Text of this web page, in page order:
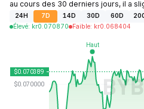
au cours des 30 derniers jours, il a
24H 7D 14D 30D 60D
Élevé: kr0.070870 Faible: kr0.068404